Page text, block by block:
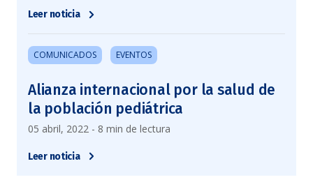
Leer noticia
COMUNICADOS EVENTOS
Alianza internacional por la salud de
la población pediátrica
05 abril, 2022 - 8 min de lectura
Leer noticia